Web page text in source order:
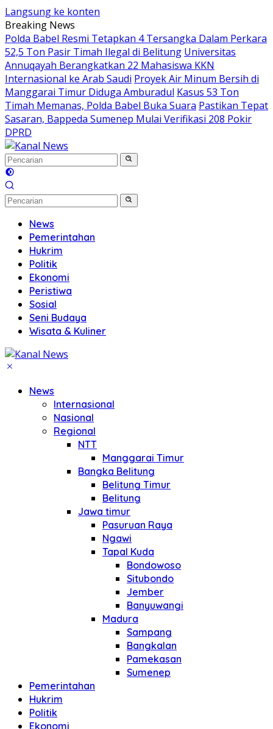
Langsung ke konten
Breaking News
Polda Babel Resmi Tetapkan 4 Tersangka Dalam Perkara
52,5 Ton Pasir Timah Ilegal di Belitung Universitas
Annuqayah Berangkatkan 22 Mahasiswa KKN
Internasional ke Arab Saudi Proyek Air Minum Bersih di
Manggarai Timur Diduga Amburadul Kasus 53 Ton
Timah Memanas, Polda Babel Buka Suara Pastikan Tepat
Sasaran, Bappeda Sumenep Mulai Verifikasi 208 Pokir
DPRD
News
Pemerintahan
Hukrim
Politik
Ekonomi
Peristiwa
Sosial
Seni Budaya
Wisata & Kuliner
News
Internasional
Nasional
Regional
NTT
Manggarai Timur
Bangka Belitung
Belitung Timur
Belitung
Jawa timur
Pasuruan Raya
Ngawi
Tapal Kuda
Bondowoso
Situbondo
Jember
Banyuwangi
Madura
Sampang
Bangkalan
Pamekasan
Sumenep
Pemerintahan
Hukrim
Politik
Ekonomi